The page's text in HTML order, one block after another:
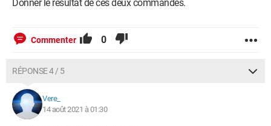
Donner le résultat de ces deux commandes.
Commenter 0
RÉPONSE 4 / 5
Vere_
14 août 2021 à 01:30